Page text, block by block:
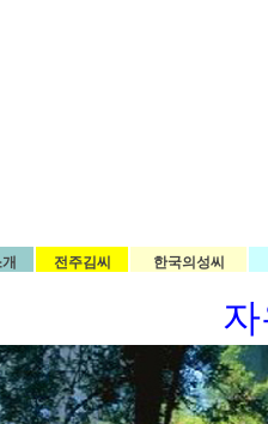
전주김씨 한국의성씨